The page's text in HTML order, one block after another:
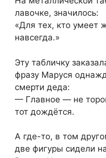
лавочке, значилось:
«Для тех, кто умеет
навсегда.»
Эту табличку
фразу Маруся
смерти деда:
— Главное — не
тот дождётся.
А где-то, в том
две фигуры сидели